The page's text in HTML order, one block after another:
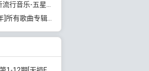
损WAV/MP3/6.77GB]百度云网盘下载
MP3/16.05GB]百度云网盘下载